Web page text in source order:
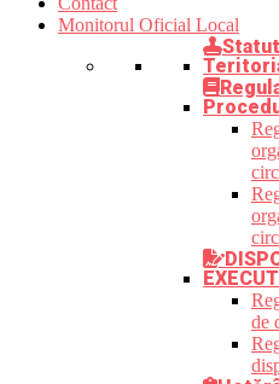
Monitorul Oficial Local
de